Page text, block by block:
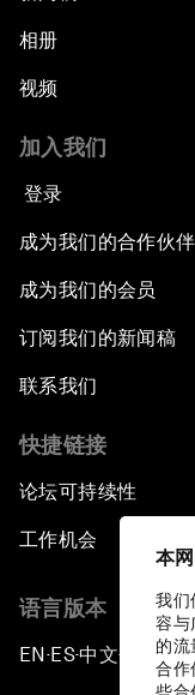
本
我们
容与
的流
合作
相册
视频
加入我们
登录
成为我们的合作伙伴
成为我们的会员
订阅我们的新闻稿
联系我们
快捷链接
论坛可持续性
工作机会
语言版本
EN ▪ES▪中文▪ 日本語